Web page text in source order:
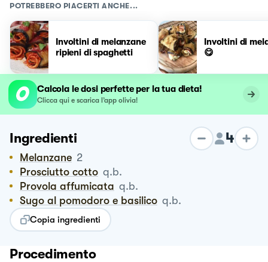
POTREBBERO PIACERTI ANCHE...
Involtini di melanzane
ripieni di spaghetti
Involtini di
😋
Calcola le dosi perfette per la tua dieta!
Clicca qui e scarica l’app olivia!
Ingredienti 4
Melanzane 2
Prosciutto cotto q.b.
Provola affumicata q.b.
Sugo al pomodoro e basilico q.b.
Copia ingredienti
Procedimento